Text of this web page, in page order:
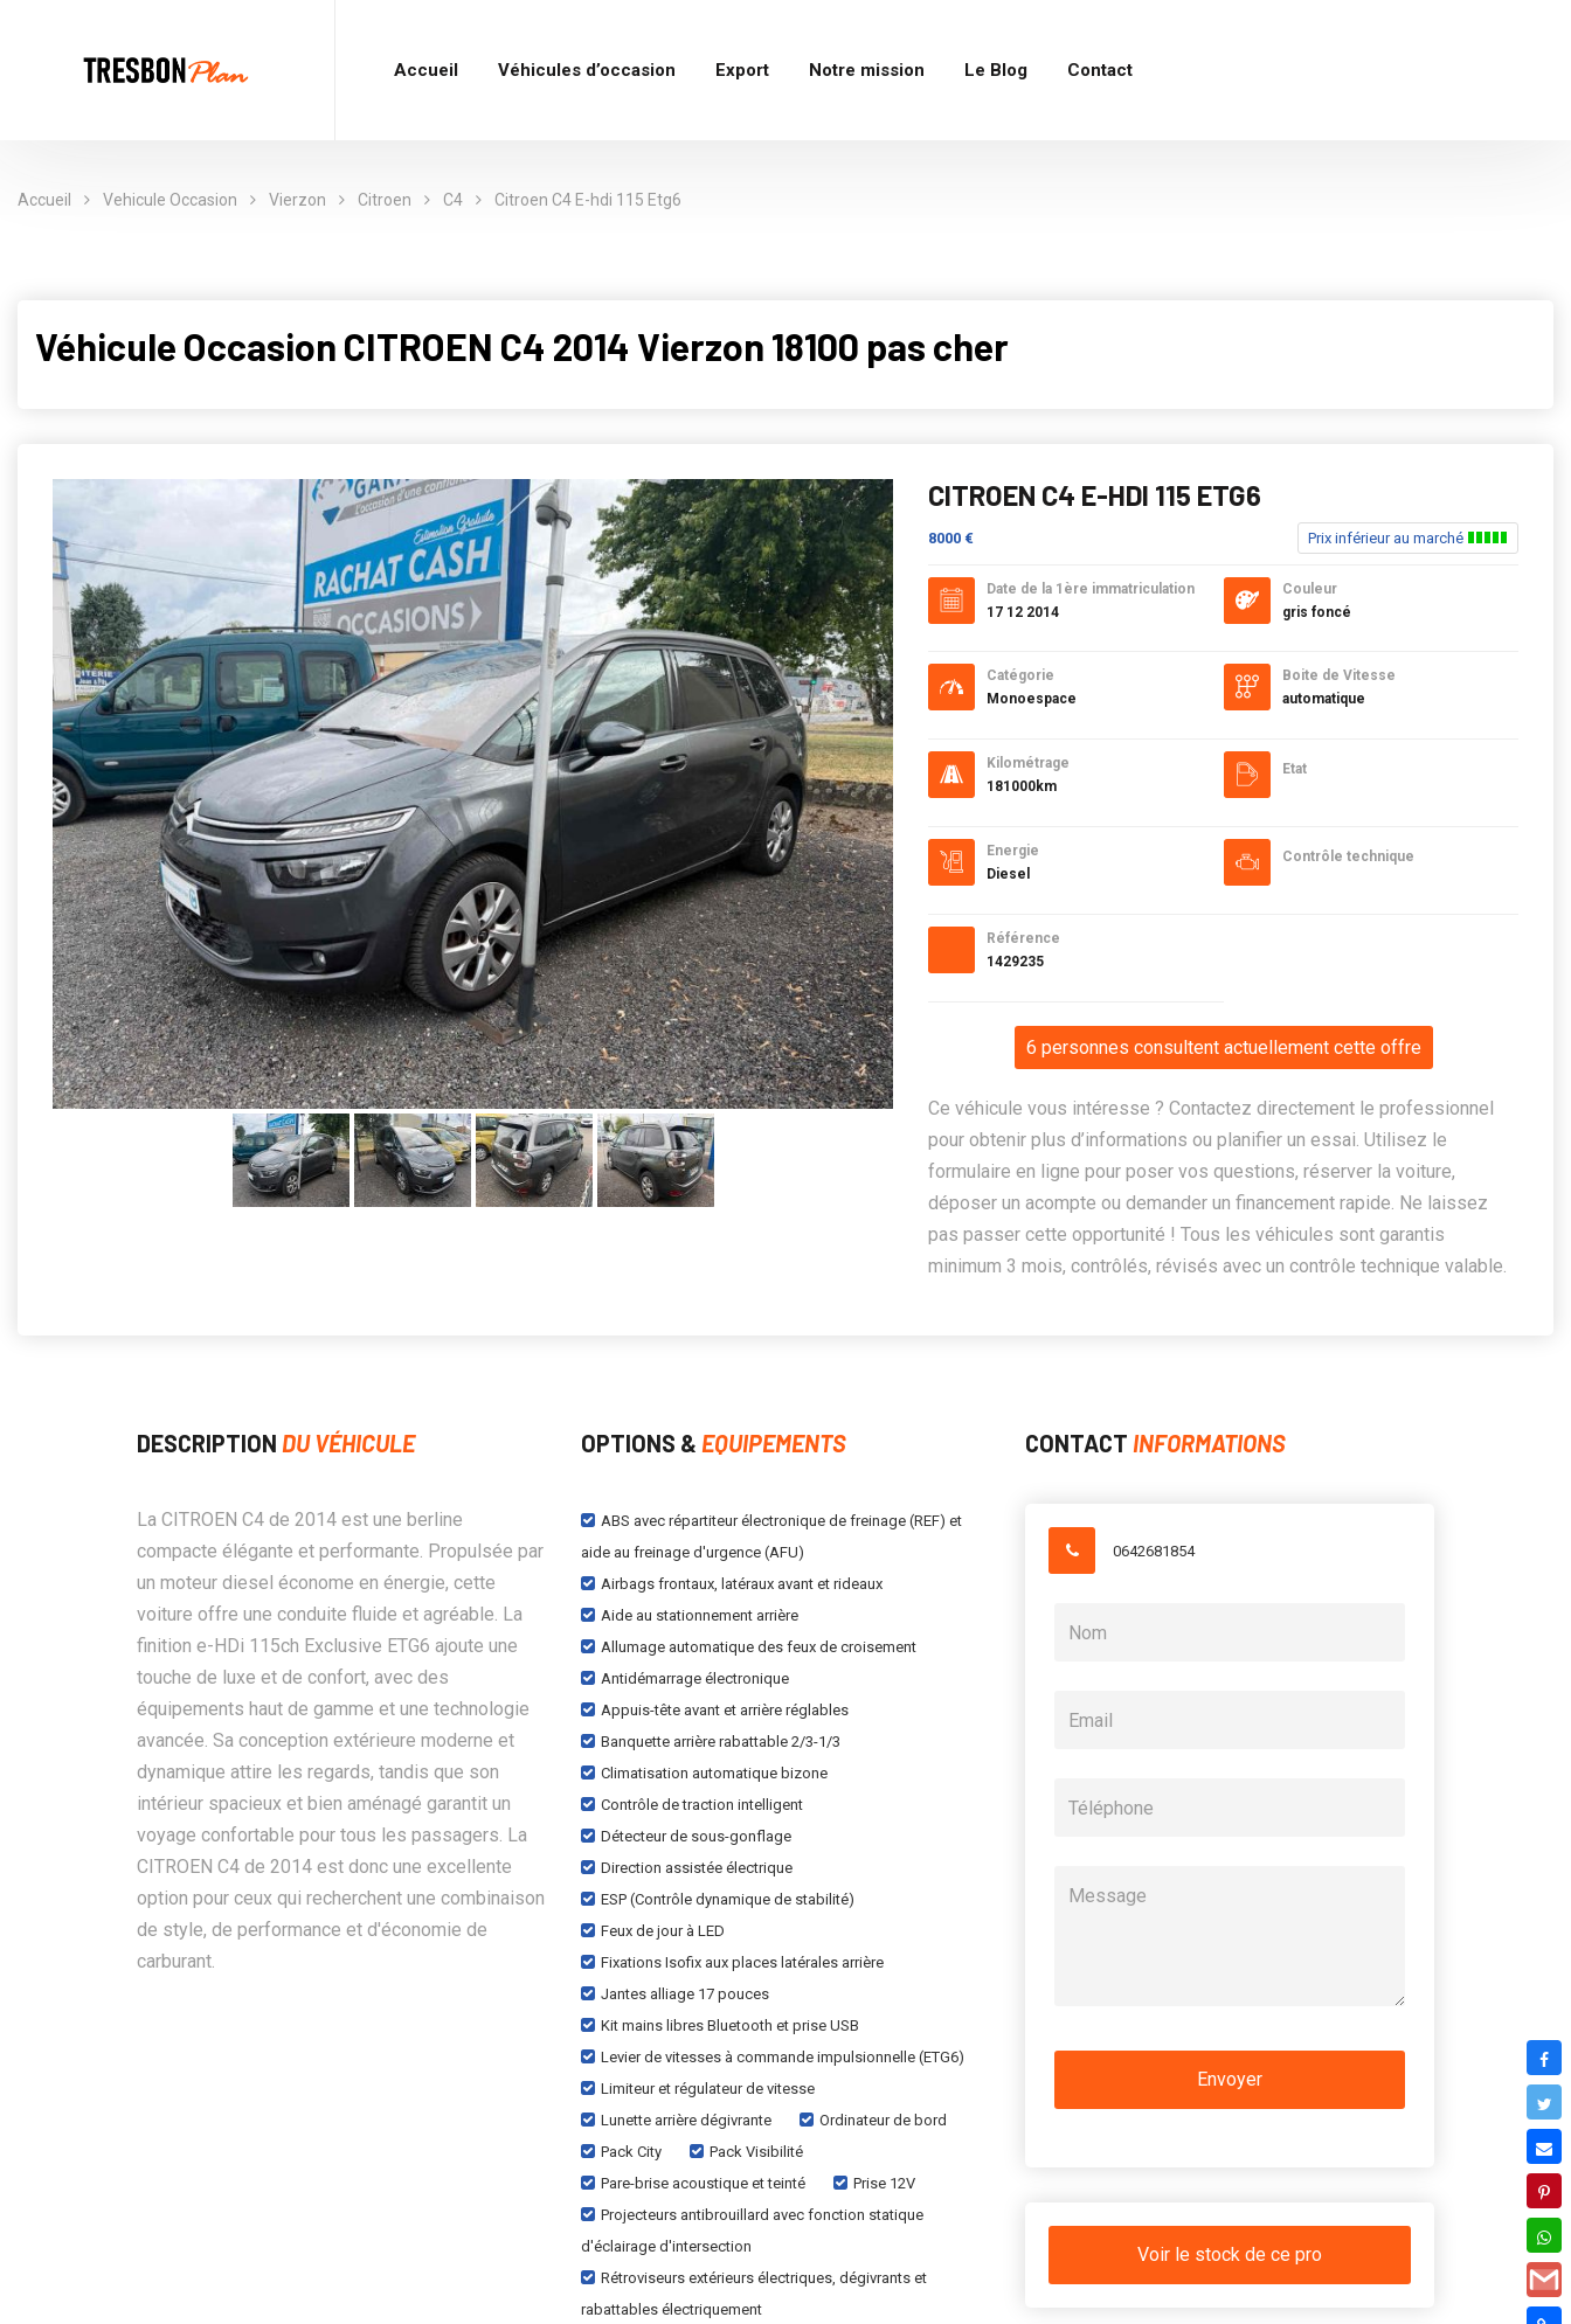
Accueil Véhicules d’occasion Export Notre mission Le Blog Contact
Accueil Vehicule Occasion Vierzon Citroen C4 Citroen C4 E-hdi 115 Etg6
Véhicule Occasion CITROEN C4 2014 Vierzon 18100 pas cher
CITROEN C4 E-HDI 115 ETG6
8000 € Prix inférieur au marché
Date de la 1ère immatriculation
17 12 2014
Catégorie
Monoespace
Kilométrage
181000km
Energie
Diesel
Référence
1429235
Couleur
gris foncé
Boite de Vitesse
automatique
Etat
Contrôle technique
6 personnes consultent actuellement cette offre
Ce véhicule vous intéresse ? Contactez directement le professionnel
pour obtenir plus d’informations ou planifier un essai. Utilisez le
formulaire en ligne pour poser vos questions, réserver la voiture,
déposer un acompte ou demander un financement rapide. Ne laissez
pas passer cette opportunité ! Tous les véhicules sont garantis
minimum 3 mois, contrôlés, révisés avec un contrôle technique valable.
DESCRIPTION DU VÉHICULE
La CITROEN C4 de 2014 est une berline
compacte élégante et performante. Propulsée par
un moteur diesel économe en énergie, cette
voiture offre une conduite fluide et agréable. La
finition e-HDi 115ch Exclusive ETG6 ajoute une
touche de luxe et de confort, avec des
équipements haut de gamme et une technologie
avancée. Sa conception extérieure moderne et
dynamique attire les regards, tandis que son
intérieur spacieux et bien aménagé garantit un
voyage confortable pour tous les passagers. La
CITROEN C4 de 2014 est donc une excellente
option pour ceux qui recherchent une combinaison
de style, de performance et d'économie de
carburant.
OPTIONS & EQUIPEMENTS
ABS avec répartiteur électronique de freinage (REF) et
aide au freinage d'urgence (AFU)
Airbags frontaux, latéraux avant et rideaux
Aide au stationnement arrière
Allumage automatique des feux de croisement
Antidémarrage électronique
Appuis-tête avant et arrière réglables
Banquette arrière rabattable 2/3-1/3
Climatisation automatique bizone
Contrôle de traction intelligent
Détecteur de sous-gonflage
Direction assistée électrique
ESP (Contrôle dynamique de stabilité)
Feux de jour à LED
Fixations Isofix aux places latérales arrière
Jantes alliage 17 pouces
Kit mains libres Bluetooth et prise USB
Levier de vitesses à commande impulsionnelle (ETG6)
Limiteur et régulateur de vitesse
Lunette arrière dégivrante
Ordinateur de bord
Pack City
Pack Visibilité
Pare-brise acoustique et teinté
Prise 12V
Projecteurs antibrouillard avec fonction statique
d'éclairage d'intersection
Rétroviseurs extérieurs électriques, dégivrants et
rabattables électriquement
CONTACT INFORMATIONS
0642681854
Voir le stock de ce pro